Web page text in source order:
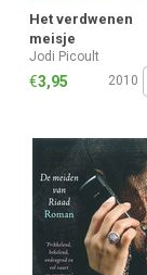
Het verdwenen
meisje
Jodi Picoult
€3,95 2010